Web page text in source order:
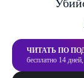
ЧИТАТЬ ПО
бесплатно 14